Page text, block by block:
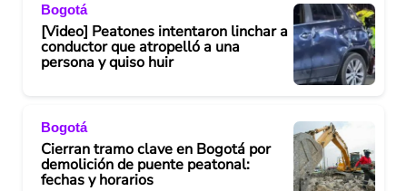
Bogotá
[Video] Peatones intentaron linchar a
conductor que atropelló a una
persona y quiso huir
Bogotá
Cierran tramo clave en Bogotá por
demolición de puente peatonal:
fechas y horarios